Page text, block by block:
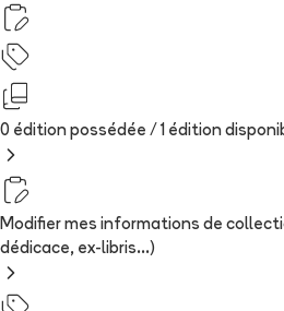
0 édition possédée / 1 édition
Modifier mes informations de
dédicace, ex-libris...)